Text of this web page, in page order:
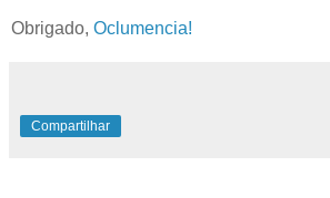
Obrigado, Oclumencia!
Compartilhar